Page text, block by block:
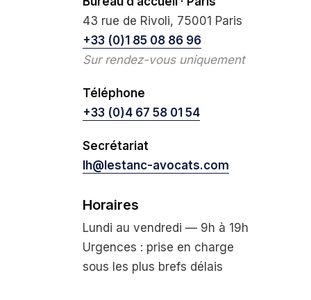
43 rue de Rivoli, 75001 Paris
+33 (0)1 85 08 86 96
Sur rendez-vous uniquement
Téléphone
+33 (0)4 67 58 01 54
Secrétariat
lh@lestanc-avocats.com
Horaires
Lundi au vendredi — 9h à 19h
Urgences : prise en charge
sous les plus brefs délais